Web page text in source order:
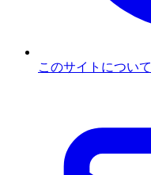
このサイトについて